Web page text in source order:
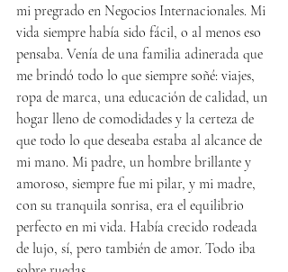
mi pregrado en Negocios Internacionales. Mi
vida siempre había sido fácil, o al menos eso
pensaba. Venía de una familia adinerada que
me brindó todo lo que siempre soñé: viajes,
ropa de marca, una educación de calidad, un
hogar lleno de comodidades y la certeza de
que todo lo que deseaba estaba al alcance de
mi mano. Mi padre, un hombre brillante y
amoroso, siempre fue mi pilar, y mi madre,
con su tranquila sonrisa, era el equilibrio
perfecto en mi vida. Había crecido rodeada
de lujo, sí, pero también de amor. Todo iba